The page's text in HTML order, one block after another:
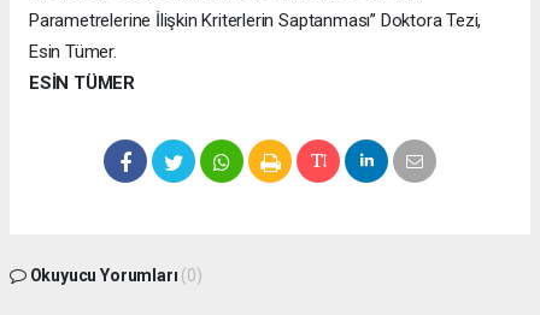
Parametrelerine İlişkin Kriterlerin Saptanması” Doktora Tezi,
Esin Tümer.
ESİN TÜMER
Okuyucu Yorumları (0)